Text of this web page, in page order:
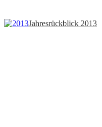
Jahresrückblick 2013